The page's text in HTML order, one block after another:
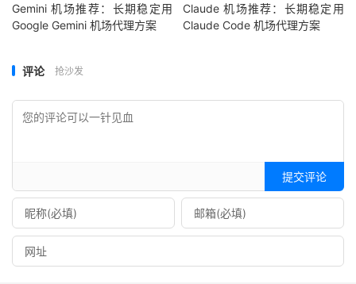
Gemini 机场推荐：长期稳定用
Google Gemini 机场代理方案
Claude 机场推荐：长期稳定用
Claude Code 机场代理方案
评论 抢沙发
提交评论